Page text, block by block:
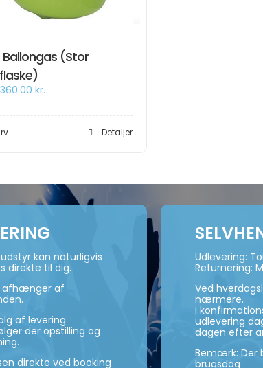
Ballongas (Stor
Den
400.00 kr..
360.00 kr.
360.00 kr..
Detaljer
kan naturligvis
direkte til dig.
afhænger af
af levering
der opstilling og
direkte ved booking
Udlevering:
Returnering:
Ved
nærmere.
I
udlevering
dagen efter
Bemærk: Der
brugsdag